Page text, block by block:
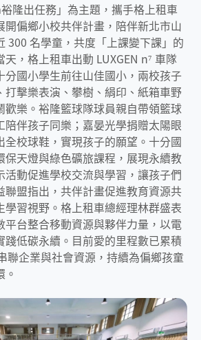
隆出任務」為主題，攜手格上租車
開偏鄉小校共伴計畫，陪伴新北市山
300 名學童，共度「上課變下課」的
，格上租車出動 LUXGEN n⁷ 車隊
分國小學生前往山佳國小，兩校孩子
打擊樂表演、攀樹、絹印、紙箱車野
歡樂。裕隆籃球隊球員親自帶領籃球
陪伴孩子同樂；嘉晏光學捐贈太陽眼
全校球鞋，實現孩子的願望。十分國
保天燈與綠色礦旅課程，展現永續教
活動促進學校交流與學習，讓孩子們
聯盟指出，共伴計畫促進教育資源共
學習視野。格上租車總經理林群盛表
平台整合移動資源與夥伴力量，以電
踐低碳永續。目前愛的里程數已累積
聯企業與社會資源，持續為偏鄉孩童